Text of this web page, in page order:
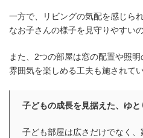
デザイン性と使
ワ
一方で、リビングの気配を感じら
なお子さんの様子を見守りやすい
また、2つの部屋は窓の配置や照
雰囲気を楽しめる工夫も施されてい
子どもの成長を見据えた、ゆ
子ども部屋は広さだけでなく